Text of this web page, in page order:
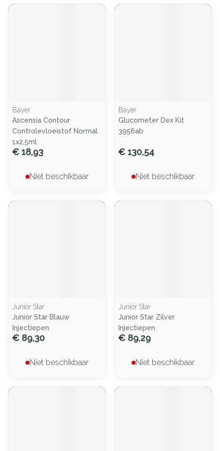
Bayer
Ascensia Contour
Controlevloeistof Normal
1x2,5ml
€ 18,93
Niet beschikbaar
Bayer
Glucometer Dex Kit
3956ab
€ 130,54
Niet beschikbaar
Junior Star
Junior Star Blauw
Injectiepen
€ 89,30
Niet beschikbaar
Junior Star
Junior Star Zilver
Injectiepen
€ 89,29
Niet beschikbaar